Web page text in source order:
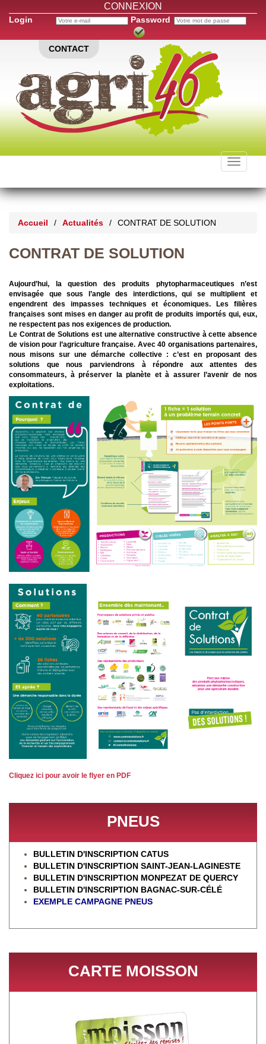
CONNEXION
Login Password
CONTACT
Toggle
Accueil / Actualités / CONTRAT DE SOLUTION
CONTRAT DE SOLUTION
Aujourd’hui, la question des produits phytopharmaceutiques n’est
envisagée que sous l’angle des interdictions, qui se multiplient et
engendrent des impasses techniques et économiques. Les filières
françaises sont mises en danger au profit de produits importés qui, eux,
ne respectent pas nos exigences de production.
Le Contrat de Solutions est une alternative constructive à cette absence
de vision pour l’agriculture française. Avec 40 organisations partenaires,
nous misons sur une démarche collective : c’est en proposant des
solutions que nous parviendrons à répondre aux attentes des
consommateurs, à préserver la planète et à assurer l’avenir de nos
exploitations.
Cliquez ici pour avoir le flyer en PDF
PNEUS
BULLETIN D'INSCRIPTION CATUS
BULLETIN D'INSCRIPTION SAINT-JEAN-LAGINESTE
BULLETIN D'INSCRIPTION MONPEZAT DE QUERCY
BULLETIN D'INSCRIPTION BAGNAC-SUR-CÉLÉ
EXEMPLE CAMPAGNE PNEUS
CARTE MOISSON